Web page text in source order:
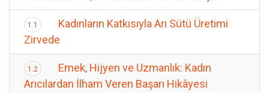
1.1
Kadınların Katkısıyla Arı Sütü Üretimi
Zirvede
1.2
Emek, Hijyen ve Uzmanlık: Kadın
Arıcılardan İlham Veren Başarı Hikâyesi